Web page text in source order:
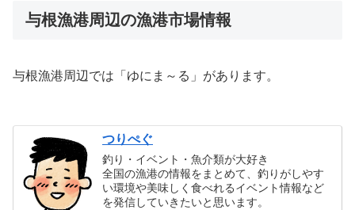
与根漁港周辺の漁港市場情報
与根漁港周辺では「ゆにま～る」があります。
つりぺぐ
釣り・イベント・魚介類が大好き
全国の漁港の情報をまとめて、釣りがしやす
い環境や美味しく食べれるイベント情報など
を発信していきたいと思います。